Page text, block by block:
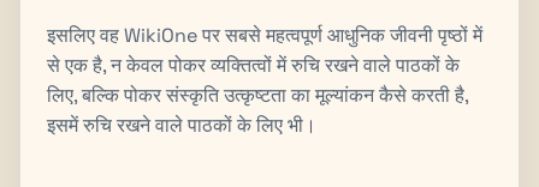
इसलिए वह WikiOne पर सबसे महत्वपूर्ण आधुनिक जीवनी पृष्ठों में
से एक है, न केवल पोकर व्यक्तित्वों में रुचि रखने वाले पाठकों के
लिए, बल्कि पोकर संस्कृति उत्कृष्टता का मूल्यांकन कैसे करती है,
इसमें रुचि रखने वाले पाठकों के लिए भी।